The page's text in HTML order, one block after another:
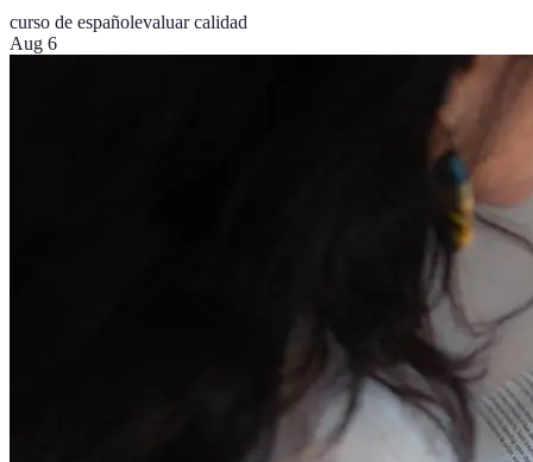
curso de españolevaluar calidad
Aug 6